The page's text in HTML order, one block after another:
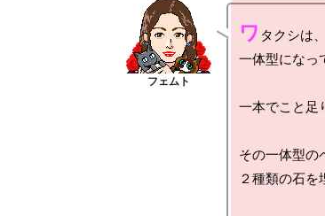
ワ タクシは
一体型になっ
一本でこと
その一体型の
２種類の石を